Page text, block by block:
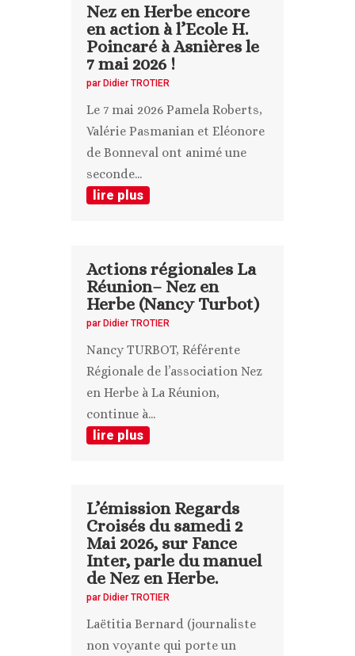
Nez en Herbe encore
en action à l’Ecole H.
Poincaré à Asnières le
7 mai 2026 !
par Didier TROTIER
Le 7 mai 2026 Pamela Roberts,
Valérie Pasmanian et Eléonore
de Bonneval ont animé une
seconde...
lire plus
Actions régionales La
Réunion– Nez en
Herbe (Nancy Turbot)
par Didier TROTIER
Nancy TURBOT, Référente
Régionale de l’association Nez
en Herbe à La Réunion,
continue à...
lire plus
L’émission Regards
Croisés du samedi 2
Mai 2026, sur Fance
Inter, parle du manuel
de Nez en Herbe.
par Didier TROTIER
Laëtitia Bernard (journaliste
non voyante qui porte un